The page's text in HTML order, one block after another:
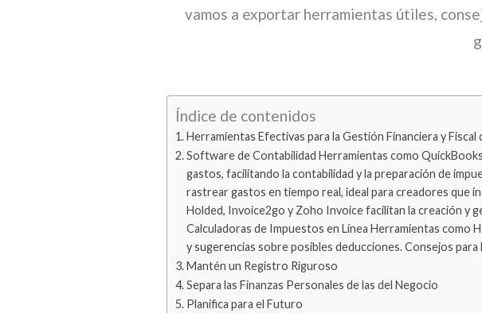
vamos a exportar herramientas útiles,
Índice de contenidos
Herramientas Efectivas para la Gestión Financiera y
Software de Contabilidad Herramientas como
gastos, facilitando la contabilidad y la preparación de
rastrear gastos en tiempo real, ideal para creadores que
Holded, Invoice2go y Zoho Invoice facilitan la creación y
Calculadoras de Impuestos en Línea Herramientas como
y sugerencias sobre posibles deducciones. Consejos
Mantén un Registro Riguroso
Separa las Finanzas Personales de las del Negocio
Planifica para el Futuro